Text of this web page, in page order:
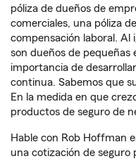
póliza de dueños de
comerciales, una póliza
compensación laboral. Al
son dueños de pequeñas
importancia de
continua. Sabemos que
En la medida en que
productos de seguro de
Hable con Rob Hoffman
una cotización de seguro